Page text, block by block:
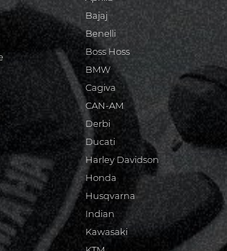
Bajaj
Benelli
Boss Hoss
BMW
Cagiva
CAN-AM
Derbi
Ducati
Harley Davidson
Honda
Husqvarna
Indian
Kawasaki